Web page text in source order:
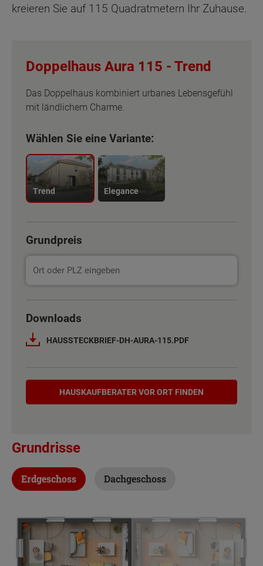
kreieren Sie auf 115 Quadratmetern Ihr Zuhause.
Außenmaße 10 m x 7 m
Doppelhaus Aura 115 - Trend
Das Doppelhaus kombiniert urbanes Lebensgefühl
mit ländlichem Charme.
Wählen Sie eine Variante:
Trend Elegance
Grundpreis
Downloads
HAUSSTECKBRIEF-DH-AURA-115.PDF
Hauskaufberater
HAUSKAUF­BERATER VOR ORT FINDEN
Grundrisse
Erdgeschoss Dachgeschoss